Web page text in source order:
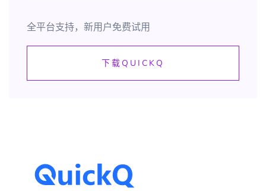
全平台支持，新用户免费试用
下载QUICKQ